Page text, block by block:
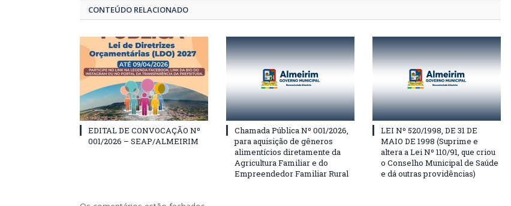
CONTEÚDO RELACIONADO
EDITAL DE CONVOCAÇÃO Nº
001/2026 – SEAP/ALMEIRIM
Chamada Pública Nº 001/2026,
para aquisição de gêneros
alimentícios diretamente da
Agricultura Familiar e do
Empreendedor Familiar Rural
LEI Nº 520/1998, DE 31 DE
MAIO DE 1998 (Suprime e
altera a Lei Nº 110/91, que criou
o Conselho Municipal de Saúde
e dá outras providências)